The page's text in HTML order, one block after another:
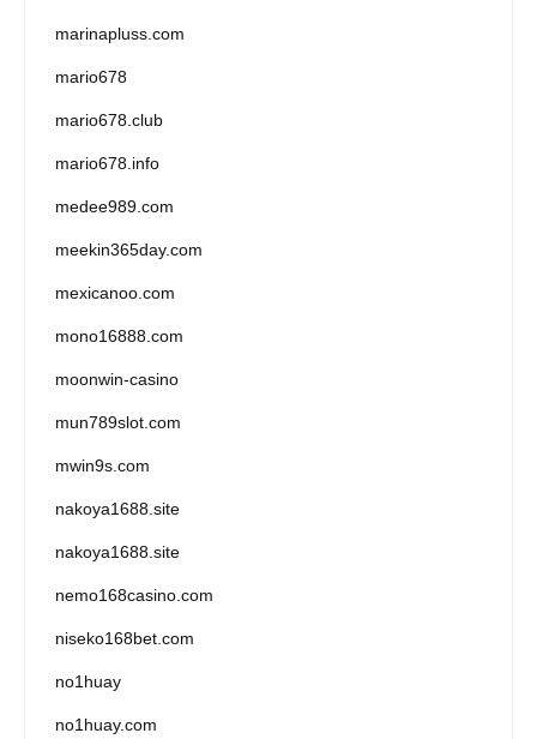
marinapluss.com
mario678
mario678.club
mario678.info
medee989.com
meekin365day.com
mexicanoo.com
mono16888.com
moonwin-casino
mun789slot.com
mwin9s.com
nakoya1688.site
nakoya1688.site
nemo168casino.com
niseko168bet.com
no1huay
no1huay.com